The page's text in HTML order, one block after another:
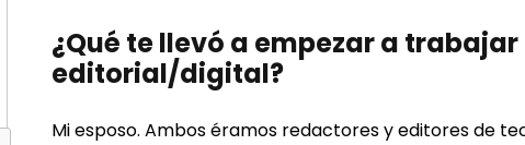
¿Qué te llevó a empezar a
editorial/digital?
Mi esposo. Ambos éramos redactores y editores de